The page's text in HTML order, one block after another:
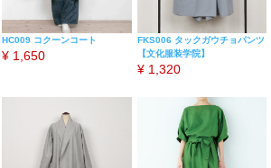
HC009 コクーンコート
¥ 1,650
FKS006 タックガウチョパンツ
【文化服装学院】
¥ 1,320